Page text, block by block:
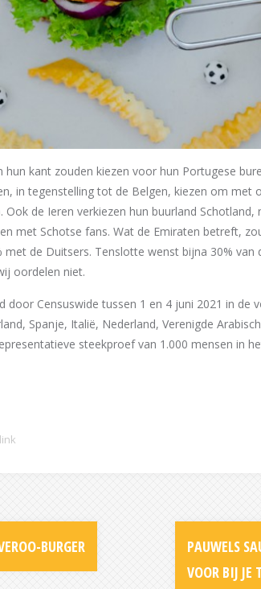
hun kant zouden kiezen voor hun Portugese
in tegenstelling tot de Belgen, kiezen om met
Ook de Ieren verkiezen hun buurland
met Schotse fans. Wat de Emiraten betreft,
met de Duitsers. Tenslotte wenst bijna 30%
oordelen niet.
door Censuswide tussen 1 en 4 juni 2021 in de
Spanje, Italië, Nederland, Verenigde
steekproef van 1.000 mensen in
BURGER
PAUWELS
VOOR BIJ JE